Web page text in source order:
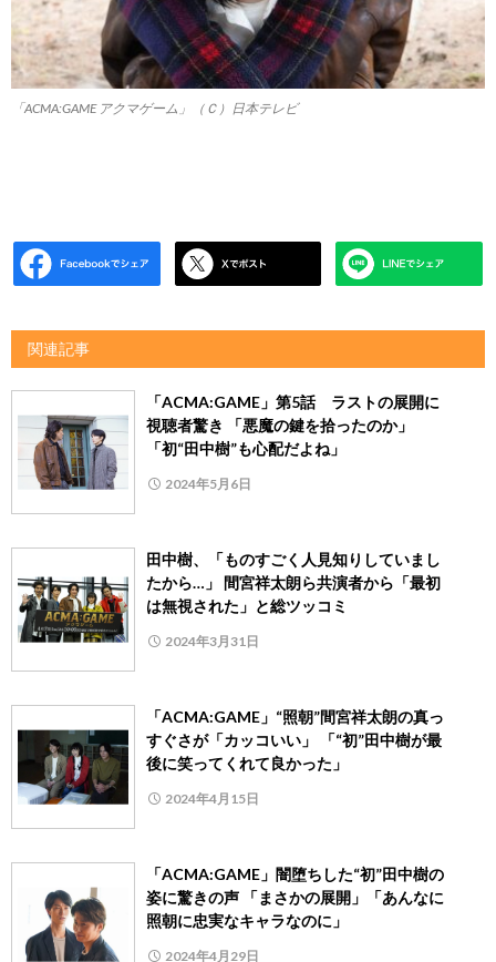
「ACMA:GAME アクマゲーム」（Ｃ）日本テレビ
関連記事
「ACMA:GAME」第5話 ラストの展開に
視聴者驚き 「悪魔の鍵を拾ったのか」
「初“田中樹”も心配だよね」
2024年5月6日
田中樹、「ものすごく人見知りしていまし
たから…」 間宮祥太朗ら共演者から「最初
は無視された」と総ツッコミ
2024年3月31日
「ACMA:GAME」“照朝”間宮祥太朗の真っ
すぐさが「カッコいい」 「“初”田中樹が最
後に笑ってくれて良かった」
2024年4月15日
「ACMA:GAME」闇堕ちした“初”田中樹の
姿に驚きの声 「まさかの展開」「あんなに
照朝に忠実なキャラなのに」
2024年4月29日